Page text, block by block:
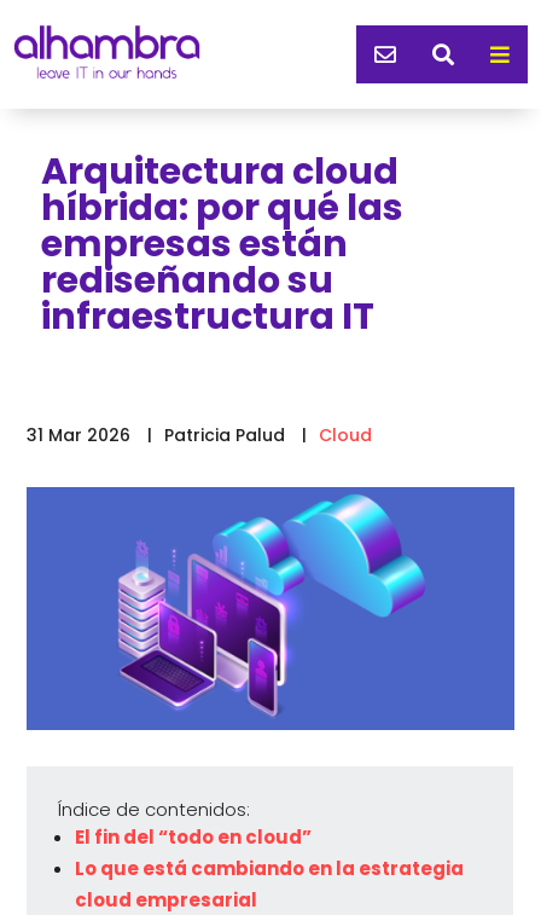
  
Arquitectura cloud
híbrida: por qué las
empresas están
rediseñando su
infraestructura IT
31 Mar 2026 Patricia Palud Cloud
Índice de contenidos:
El fin del “todo en cloud”
Lo que está cambiando en la estrategia
cloud empresarial